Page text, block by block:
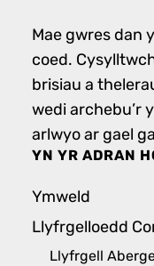
Mae gwres dan
coed.
brisiau a
wedi archebu’r
arlwyo ar gael
YN YR ADRAN
Ymweld
Llyfrgelloedd
Llyfrgell